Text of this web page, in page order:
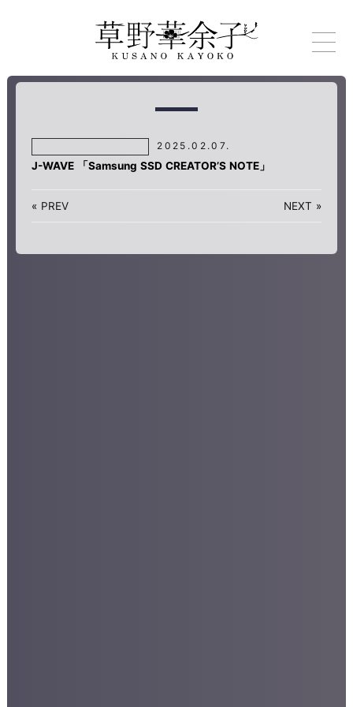
2025.02.07.
J-WAVE 「Samsung SSD CREATOR’S NOTE」
« PREV NEXT »